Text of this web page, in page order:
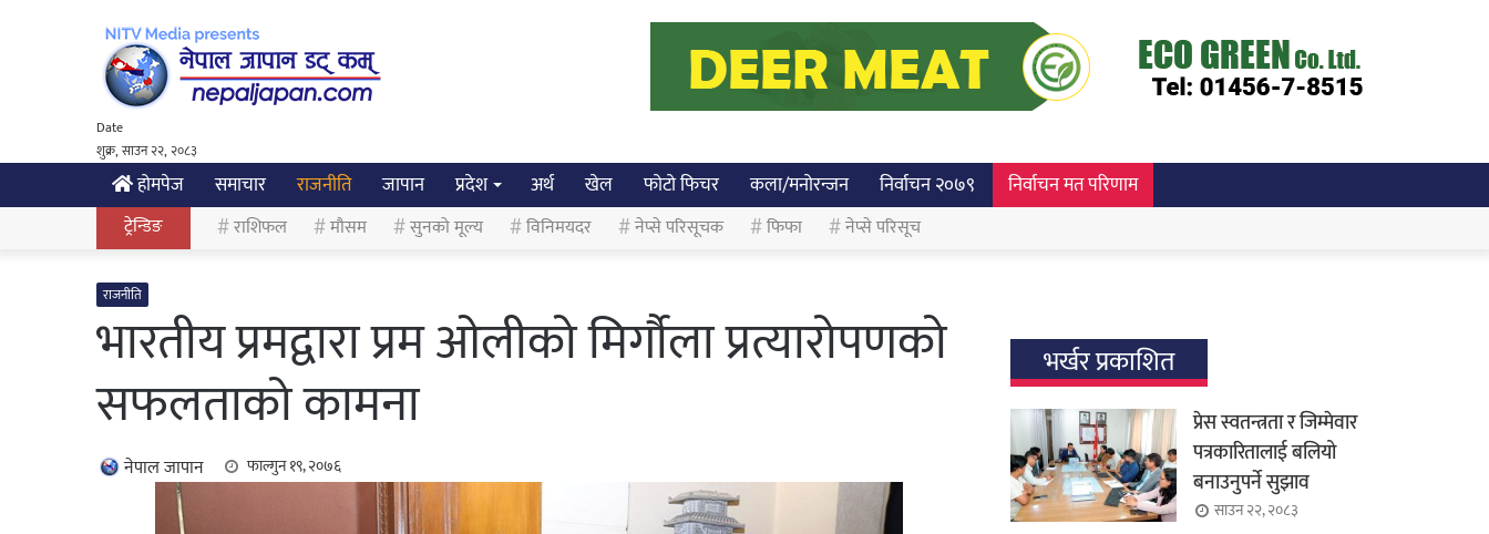
Date
शुक्र, साउन २२, २०८३
होमपेज समाचार राजनीति जापान प्रदेश अर्थ खेल फोटो फिचर कला/मनोरन्जन निर्वाचन २०७९ निर्वाचन मत परिणाम
ट्रेन्डिङ राशिफल मौसम सुनको मूल्य विनिमयदर नेप्से परिसूचक फिफा नेप्से परिसूच
राजनीति
भारतीय प्रमद्वारा प्रम ओलीको मिर्गौला प्रत्यारोपणको
सफलताको कामना
नेपाल जापान फाल्गुन १९, २०७६
भर्खर प्रकाशित
प्रेस स्वतन्त्रता र जिम्मेवार
पत्रकारितालाई बलियो
बनाउनुपर्ने सुझाव
साउन २२, २०८३